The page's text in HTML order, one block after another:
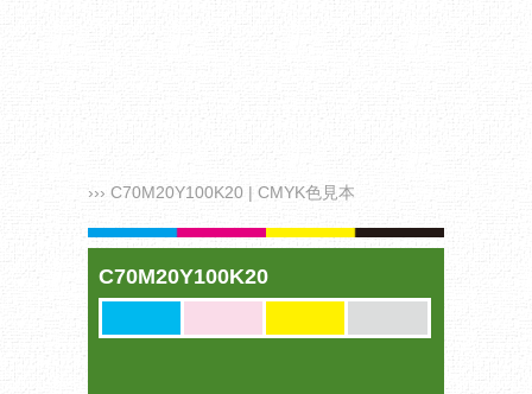
››› C70M20Y100K20 | CMYK色見本
C70M20Y100K20